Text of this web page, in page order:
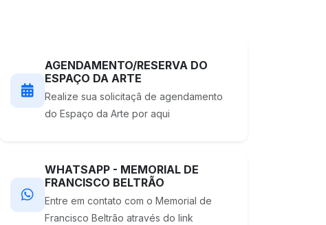
AGENDAMENTO/RESERVA DO
ESPAÇO DA ARTE
Realize sua solicitaçã de agendamento
do Espaço da Arte por aqui
WHATSAPP - MEMORIAL DE
FRANCISCO BELTRÃO
Entre em contato com o Memorial de
Francisco Beltrão através do link